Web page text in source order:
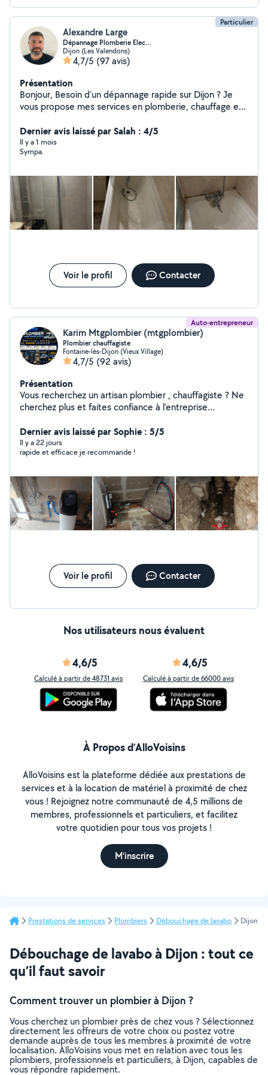
Particulier
Alexandre Large
Dépannage Plomberie Elec…
Dijon (Les Valendons)
4,7/5 (97 avis)
Présentation
Bonjour, Besoin d'un dépannage rapide sur Dijon ? Je
vous propose mes services en plomberie, chauffage et
Dépannage rapide : Fuite d'eau / problème de
plomberie Panne électrique / disjoncteur / prises
Chauffage en panne / radiateur / Mes engagements :
propre et efficace Conseils professionnels Tarifs clairs
Professionnel en portage salarial : Facture fournie
Assurance professionnelle Prestation déclarée Zone :
Dijon et alentours Disponible immédiatement
contactez-moi pour un devis rapide !
Dernier avis laissé par Salah : 4/5
Il y a 1 mois
Sympa.
Voir le profil Contacter
Auto-entrepreneur
Karim Mtgplombier (mtgplombier)
Plombier chauffagiste
Fontaine-lès-Dijon (Vieux Village)
4,7/5 (92 avis)
Présentation
Vous recherchez un artisan plombier , chauffagiste ? Ne
cherchez plus et faites confiance à l'entreprise
efficacement pour tous vos besoins en plomberie,
chauffage . Qu'il s'agisse de réparations urgentes,
d'entretien de routine ou de nouvelles installations,
de qualité à des prix compétitifs.24/24 et 7/7 -
Plomberie et Sanitaires Changement de robinetterie
Changement de toilette Installation de douche
Déplacement de point d'eau Rénovation de salle de
bain Neuf ou Rénovation _ Chauffe-eau Dépannage de
Réparation de Fuite Canalisation Tuyauterie Toilettes
Joints Bac à douche Vannes - Débouchage de
canalisation 24H/24 7J/7 WC / Toilette Douche /
Dernier avis laissé par Sophie : 5/5
Il y a 22 jours
rapide et efficace je recommande !
Voir le profil Contacter
Nos utilisateurs nous évaluent
4,6/5
Calculé à partir de 48731 avis
4,6/5
Calculé à partir de 66000 avis
À Propos d’AlloVoisins
AlloVoisins est la plateforme dédiée aux prestations de
services et à la location de matériel à proximité de chez
vous ! Rejoignez notre communauté de 4,5 millions de
membres, professionnels et particuliers, et facilitez
votre quotidien pour tous vos projets !
M'inscrire
Prestations de services Plombiers Débouchage de lavabo Dijon
Débouchage de lavabo à Dijon : tout ce
qu’il faut savoir
Comment trouver un plombier à Dijon ?
Vous cherchez un plombier près de chez vous ? Sélectionnez
directement les offreurs de votre choix ou postez votre
demande auprès de tous les membres à proximité de votre
localisation. AlloVoisins vous met en relation avec tous les
plombiers, professionnels et particuliers, à Dijon, capables de
vous répondre rapidement.